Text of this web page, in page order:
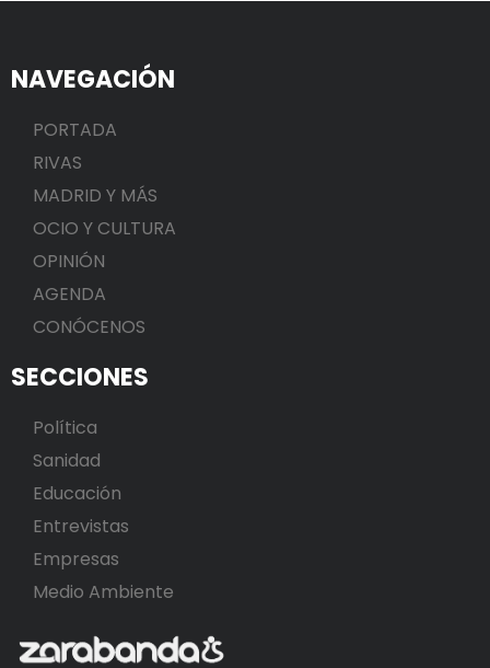
NAVEGACIÓN
PORTADA
RIVAS
MADRID Y MÁS
OCIO Y CULTURA
OPINIÓN
AGENDA
CONÓCENOS
SECCIONES
Política
Sanidad
Educación
Entrevistas
Empresas
Medio Ambiente